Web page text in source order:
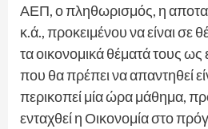
ΑΕΠ, ο πληθωρισμός, η
κ.ά., προκειμένου να είναι σε
τα οικονομικά θέματά τους
που θα πρέπει να απαντηθεί
περικοπεί μία ώρα μάθημα,
ενταχθεί η Οικονομία στο